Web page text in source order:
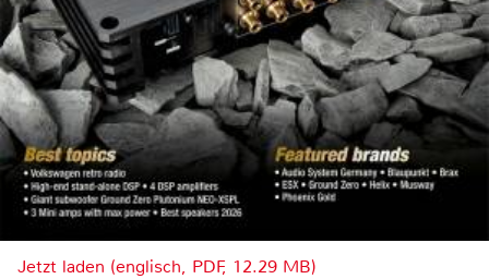
Jetzt laden (englisch, PDF, 12.29 MB)